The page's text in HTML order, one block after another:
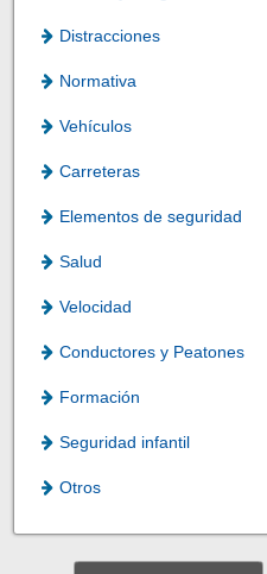
Distracciones
Normativa
Vehículos
Carreteras
Elementos de seguridad
Salud
Velocidad
Conductores y Peatones
Formación
Seguridad infantil
Otros